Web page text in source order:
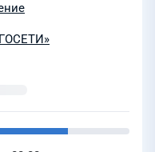
и "Экра" для
в 2026-